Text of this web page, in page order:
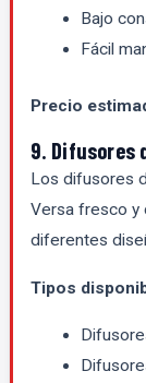
Bajo
Fácil
Precio
9. Difusores
Los difusores
Versa fresco y
diferentes
Tipos